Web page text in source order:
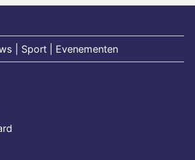
| Sport | Evenementen